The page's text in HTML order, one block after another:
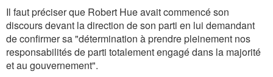
Il faut préciser que Robert Hue avait commencé son
discours devant la direction de son parti en lui demandant
de confirmer sa "détermination à prendre pleinement nos
responsabilités de parti totalement engagé dans la majorité
et au gouvernement".